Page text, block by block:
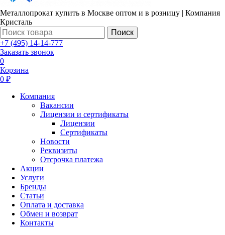
Металлопрокат купить в Москве оптом и в розницу | Компания
Кристаль
Поиск
+7 (495) 14-14-777
Заказать звонок
0
Корзина
0 ₽
Компания
Вакансии
Лицензии и сертификаты
Лицензии
Сертификаты
Новости
Реквизиты
Отсрочка платежа
Акции
Услуги
Бренды
Статьи
Оплата и доставка
Обмен и возврат
Контакты